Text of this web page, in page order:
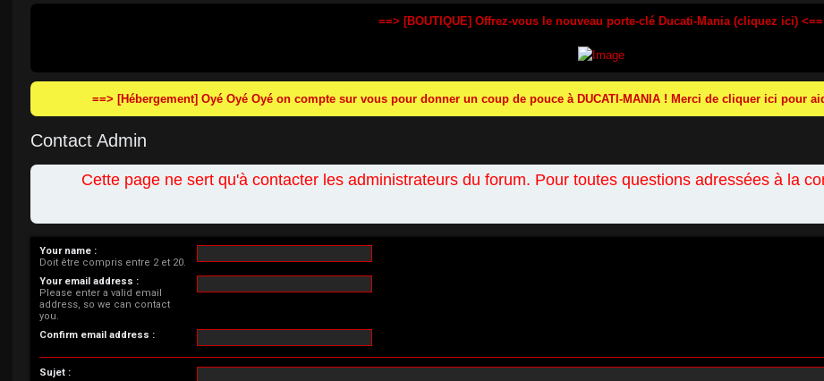
==> [BOUTIQUE] Offrez-vous le nouveau porte-clé Ducati-Mania (cliquez ici) <==
==> [Hébergement] Oyé Oyé Oyé on compte sur vous pour donner un coup de pouce à DUCATI-MANIA ! Merci de cliquer ici pour
Contact Admin
Cette page ne sert qu'à contacter les administrateurs du forum. Pour toutes questions adressées à la
Your name :
Doit être compris entre 2 et 20.
Your email address :
Please enter a valid email
address, so we can contact
you.
Confirm email address :
Sujet :